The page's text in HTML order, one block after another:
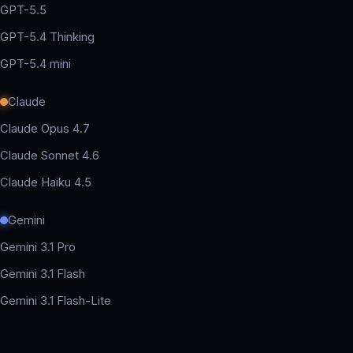
GPT-5.5
GPT-5.4 Thinking
GPT-5.4 mini
Claude
Claude Opus 4.7
Claude Sonnet 4.6
Claude Haiku 4.5
Gemini
Gemini 3.1 Pro
Gemini 3.1 Flash
Gemini 3.1 Flash-Lite